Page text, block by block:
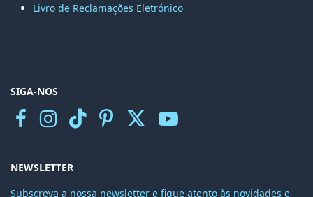
Livro de Reclamações Eletrónico
SIGA-NOS
NEWSLETTER
Subscreva a nossa newsletter e fique atento às novidades e